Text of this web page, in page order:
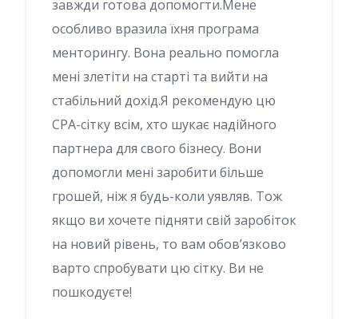
завжди готова допомогти.Мене
особливо вразила їхня програма
менторингу. Вона реально помогла
мені злетіти на старті та вийти на
стабільний дохід.Я рекомендую цю
CPA-сітку всім, хто шукає надійного
партнера для свого бізнесу. Вони
допомогли мені заробити більше
грошей, ніж я будь-коли уявляв. Тож
якщо ви хочете підняти свій заробіток
на новий рівень, то вам обов’язково
варто спробувати цю сітку. Ви не
пошкодуєте!